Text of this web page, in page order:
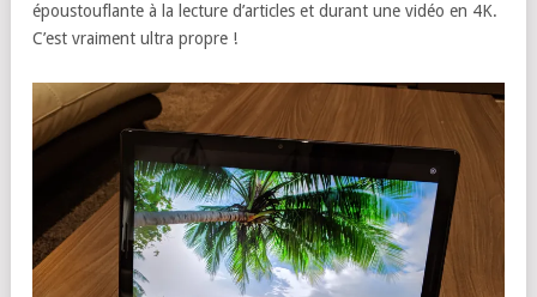
époustouflante à la lecture d’articles et durant une vidéo en 4K.
C’est vraiment ultra propre !